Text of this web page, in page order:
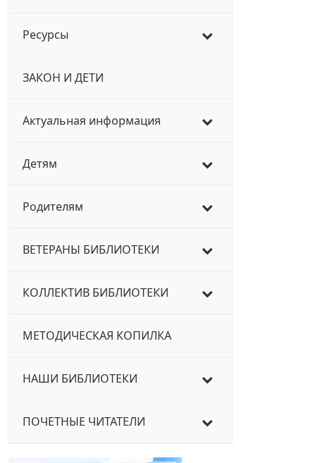
Ресурсы
ЗАКОН И ДЕТИ
Актуальная информация
Детям
Родителям
ВЕТЕРАНЫ БИБЛИОТЕКИ
КОЛЛЕКТИВ БИБЛИОТЕКИ
МЕТОДИЧЕСКАЯ КОПИЛКА
НАШИ БИБЛИОТЕКИ
ПОЧЕТНЫЕ ЧИТАТЕЛИ